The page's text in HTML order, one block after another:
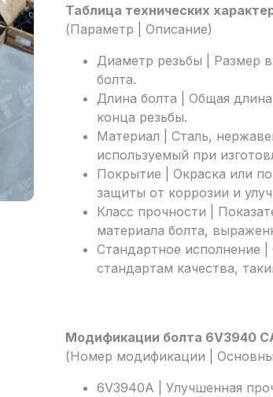
Таблица технических
(Параметр | Описание)
Диаметр резьбы | Размер
болта.
Длина болта | Общая
конца резьбы.
Материал | Сталь,
используемый при
Покрытие | Окраска или
защиты от коррозии и
Класс прочности |
материала болта,
Стандартное исполнение
стандартам качества,
Модификации болта 6V3940
(Номер модификации |
6V3940A | Улучшенная